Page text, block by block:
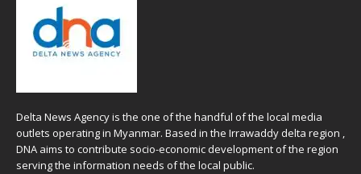
Delta News Agency is the one of the handful of the local media
outlets operating in Myanmar. Based in the Irrawaddy delta region ,
DNA aims to contribute socio-economic development of the region
serving the information needs of the local public.